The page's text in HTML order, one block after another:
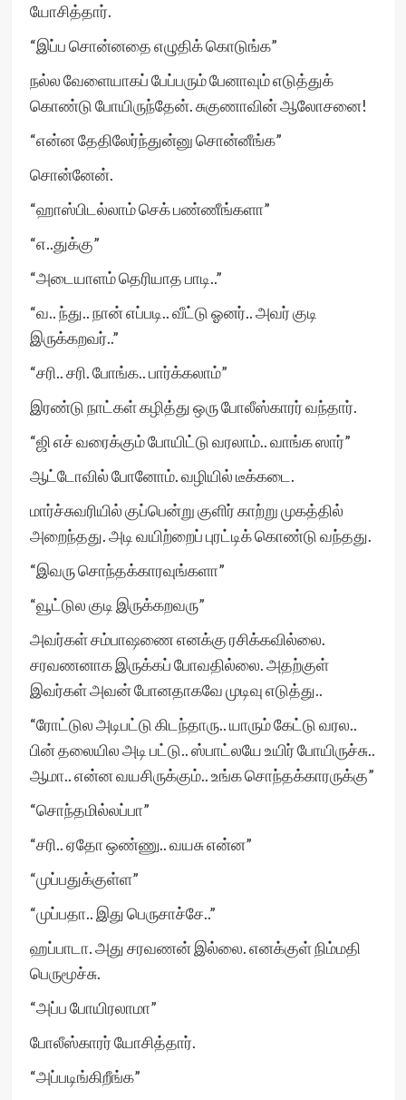
யோசித்தார்.
“இப்ப சொன்னதை எழுதிக் கொடுங்க”
நல்ல வேளையாகப் பேப்பரும் பேனாவும் எடுத்துக்
கொண்டு போயிருந்தேன். சுகுணாவின் ஆலோசனை!
“என்ன தேதிலேர்ந்துன்னு சொன்னீங்க”
சொன்னேன்.
“ஹாஸ்பிடல்லாம் செக் பண்ணீங்களா”
“எ..துக்கு”
“அடையாளம் தெரியாத பாடி..”
“வ.. ந்து.. நான் எப்படி.. வீட்டு ஓனர்.. அவர் குடி
இருக்கறவர்..”
“சரி.. சரி. போங்க.. பார்க்கலாம்”
இரண்டு நாட்கள் கழித்து ஒரு போலீஸ்காரர் வந்தார்.
“ஜி எச் வரைக்கும் போயிட்டு வரலாம்.. வாங்க ஸார்”
ஆட்டோவில் போனோம். வழியில் டீக்கடை.
மார்ச்சுவரியில் குப்பென்று குளிர் காற்று முகத்தில்
அறைந்தது. அடி வயிற்றைப் புரட்டிக் கொண்டு வந்தது.
“இவரு சொந்தக்காரவுங்களா”
“வூட்டுல குடி இருக்கறவரு”
அவர்கள் சம்பாஷணை எனக்கு ரசிக்கவில்லை.
சரவணனாக இருக்கப் போவதில்லை. அதற்குள்
இவர்கள் அவன் போனதாகவே முடிவு எடுத்து..
“ரோட்டுல அடிபட்டு கிடந்தாரு.. யாரும் கேட்டு வரல..
பின் தலையில அடி பட்டு.. ஸ்பாட்லயே உயிர் போயிருச்சு..
ஆமா.. என்ன வயசிருக்கும்.. உங்க சொந்தக்காரருக்கு”
“சொந்தமில்லப்பா”
“சரி.. ஏதோ ஒண்ணு.. வயசு என்ன”
“முப்பதுக்குள்ள”
“முப்பதா.. இது பெருசாச்சே..”
ஹப்பாடா. அது சரவணன் இல்லை. எனக்குள் நிம்மதி
பெருமூச்சு.
“அப்ப போயிரலாமா”
போலீஸ்காரர் யோசித்தார்.
“அப்படிங்கிறீங்க”